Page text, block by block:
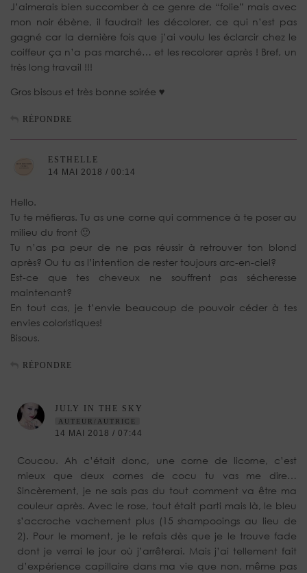
J’aimerais bien succomber à ce genre de “folie” mais avec
mon noir ébène, il faudrait les décolorer, ce qui n’est pas
gagné car la dernière fois que j’ai voulu les éclarcir chez le
coiffeur ça n’a pas marché… et les recolorer après ! Bref, un
très long travail !!!
Gros bisous et très bonne soirée ♥
RÉPONDRE
ESTHELLE
14 MAI 2018 / 00:14
Hello.
Tu te méfieras. Tu as une corne qui commence à te poser au
milieu du front 🙂
Tu n’as pa peur de ne pas réussir à retrouver ton blond
après? Ou tu as l’intention de rester toujours arc-en-ciel?
Est-ce que tes cheveux ne souffrent pas sécheresse
maintenant?
En tout cas, je t’envie beaucoup de pouvoir céder à tes
envies coloristiques!
Bisous.
RÉPONDRE
JULY IN THE SKY
AUTEUR/AUTRICE
14 MAI 2018 / 07:44
Coucou. Ah c’était donc, une corne de licorne, c’est
mieux que deux cornes de cocu tu vas me dire…
Sincèrement, je ne sais pas du tout comment va être ma
couleur après. Avec le rose, tout était parti mais là, le bleu
s’accroche vachement plus (15 shampooings au lieu de
2). Pour le moment, je le refais dès que je le trouve fade
dont je verrai le jour où j’arrêterai. Mais j’ai tellement fait
d’expérience capillaire dans ma vie que non, même pas